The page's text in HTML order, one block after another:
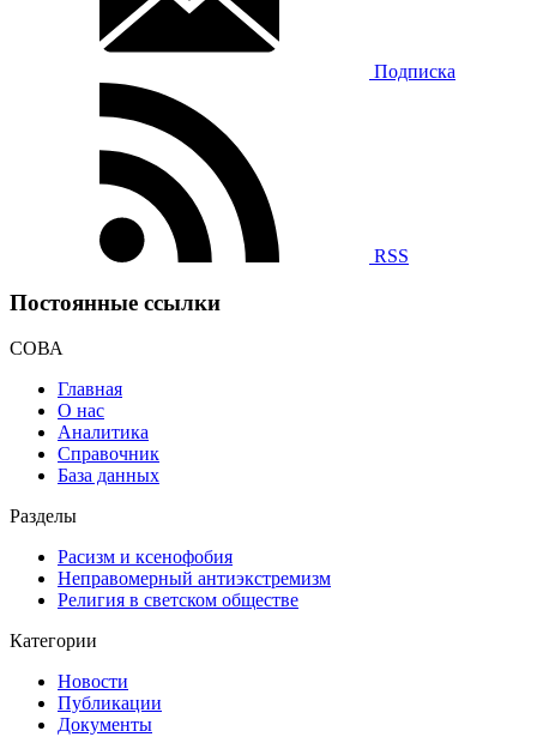
Подписка
RSS
Постоянные ссылки
СОВА
Главная
О нас
Аналитика
Справочник
База данных
Разделы
Расизм и ксенофобия
Неправомерный антиэкстремизм
Религия в светском обществе
Категории
Новости
Публикации
Документы